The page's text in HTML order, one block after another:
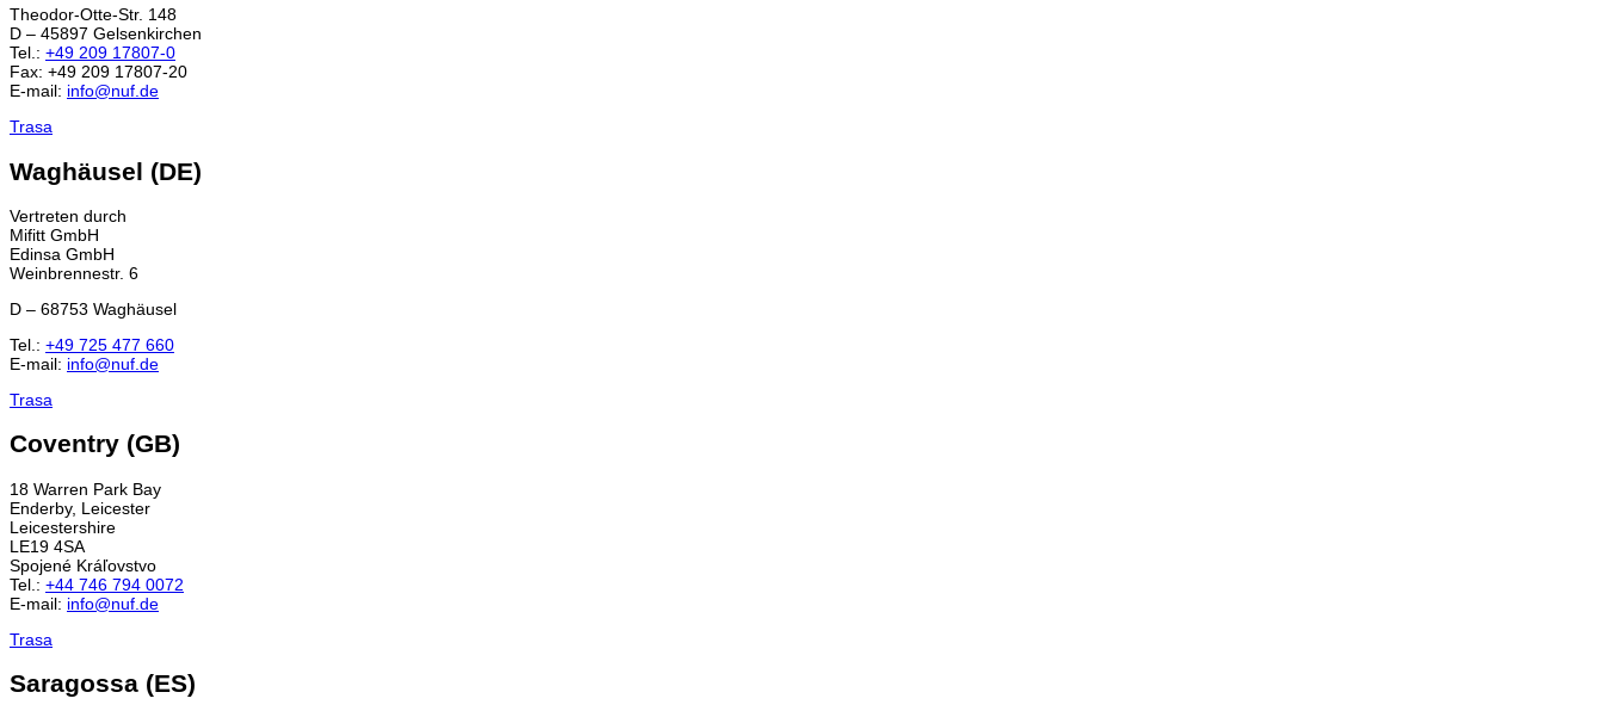
Theodor-Otte-Str. 148
D – 45897 Gelsenkirchen
Tel.: +49 209 17807-0
Fax: +49 209 17807-20
E-mail: info@nuf.de
Trasa
Waghäusel (DE)
Vertreten durch
Mifitt GmbH
Edinsa GmbH
Weinbrennestr. 6
D – 68753 Waghäusel
Tel.: +49 725 477 660
E-mail: info@nuf.de
Trasa
Coventry (GB)
18 Warren Park Bay
Enderby, Leicester
Leicestershire
LE19 4SA
Spojené Kráľovstvo
Tel.: +44 746 794 0072
E-mail: info@nuf.de
Trasa
Saragossa (ES)